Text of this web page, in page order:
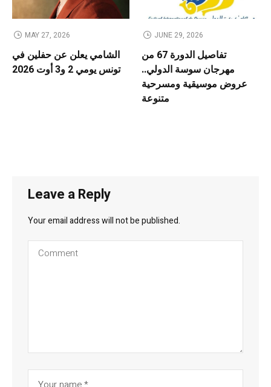
MAY 27, 2026
الشامي يعلن عن حفلين في
تونس يومي 2 و3 أوت 2026
JUNE 29, 2026
تفاصيل الدورة 67 من
مهرجان سوسة الدولي..
عروض موسيقية ومسرحية
متنوعة
Leave a Reply
Your email address will not be published.